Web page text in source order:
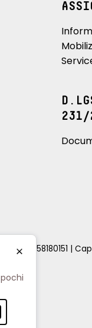
231/
C.F. 00858180151 |
Chiudi
una valutazione